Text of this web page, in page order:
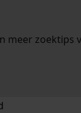
meer zoektips